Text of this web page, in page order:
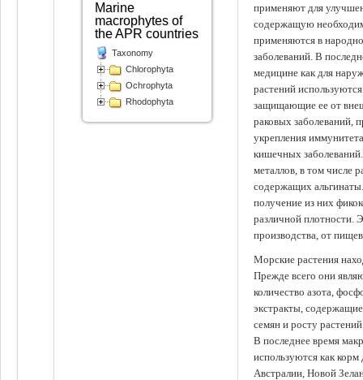
применяют для
содержащую
применяются в
заболеваний. В
медицине как для
растений
защищающие ее от
раковых заболеваний,
укрепления
кишечных
металлов, в том числе
содержащих
получение из них
различной плотности.
производства, от
Морские растения
Прежде всего они
количество азота,
экстракты,
семян и росту
В последнее время
используются как
Австралии, Новой
Marine
macrophytes of
the APR countries
Taxonomy
Chlorophyta
Ochrophyta
Rhodophyta